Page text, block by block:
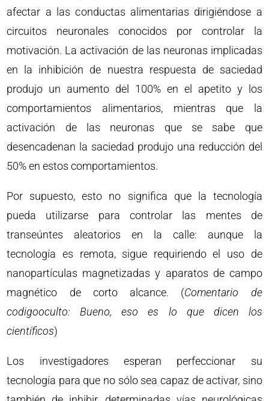
afectar a las conductas alimentarias dirigiéndose a
circuitos neuronales conocidos por controlar la
motivación. La activación de las neuronas implicadas
en la inhibición de nuestra respuesta de saciedad
produjo un aumento del 100% en el apetito y los
comportamientos alimentarios, mientras que la
activación de las neuronas que se sabe que
desencadenan la saciedad produjo una reducción del
50% en estos comportamientos.
Por supuesto, esto no significa que la tecnología
pueda utilizarse para controlar las mentes de
transeúntes aleatorios en la calle: aunque la
tecnología es remota, sigue requiriendo el uso de
nanopartículas magnetizadas y aparatos de campo
magnético de corto alcance. (Comentario de
codigooculto: Bueno, eso es lo que dicen los
científicos)
Los investigadores esperan perfeccionar su
tecnología para que no sólo sea capaz de activar, sino